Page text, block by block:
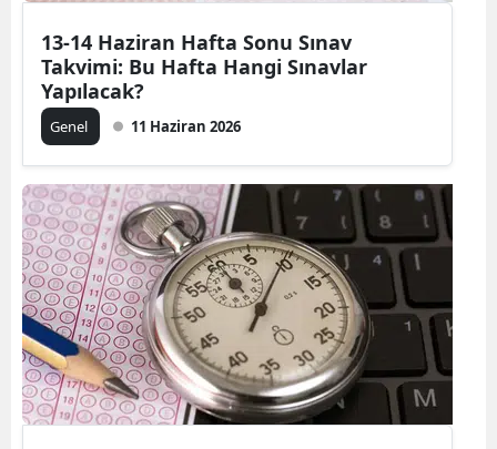
13-14 Haziran Hafta Sonu Sınav
Takvimi: Bu Hafta Hangi Sınavlar
Yapılacak?
Genel 11 Haziran 2026